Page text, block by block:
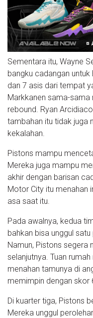
Sementara itu, Wayne
bangku cadangan untuk
dan 7 asis dari tempat
Markkanen sama-sama
rebound. Ryan
tambahan itu tidak juga
kekalahan.
Pistons mampu
Mereka juga mampu
akhir dengan barisan
Motor City itu menahan
asa saat itu.
Pada awalnya, kedua
bahkan bisa unggul
Namun, Pistons segera
selanjutnya. Tuan
menahan tamunya di
memimpin dengan skor
Di kuarter tiga, Pistons
Mereka unggul